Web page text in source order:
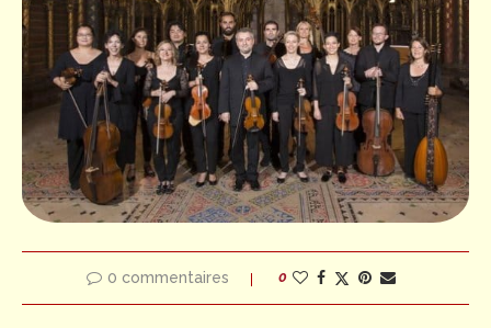
0 commentaires 0